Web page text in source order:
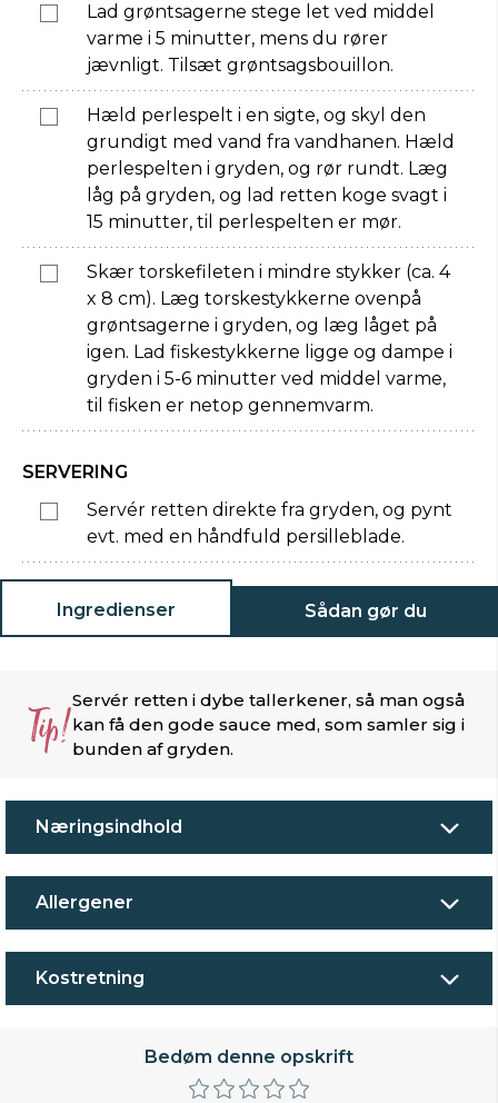
Lad grøntsagerne stege let ved middel
varme i 5 minutter, mens du rører
jævnligt. Tilsæt grøntsagsbouillon.
Hæld perlespelt i en sigte, og skyl den
grundigt med vand fra vandhanen. Hæld
perlespelten i gryden, og rør rundt. Læg
låg på gryden, og lad retten koge svagt i
15 minutter, til perlespelten er mør.
Skær torskefileten i mindre stykker (ca. 4
x 8 cm). Læg torskestykkerne ovenpå
grøntsagerne i gryden, og læg låget på
igen. Lad fiskestykkerne ligge og dampe i
gryden i 5-6 minutter ved middel varme,
til fisken er netop gennemvarm.
SERVERING
Servér retten direkte fra gryden, og pynt
evt. med en håndfuld persilleblade.
Ingredienser Sådan gør du
Tip!Servér retten i dybe tallerkener, så man også
kan få den gode sauce med, som samler sig i
bunden af gryden.
Næringsindhold
Allergener
Kostretning
Bedøm denne opskrift